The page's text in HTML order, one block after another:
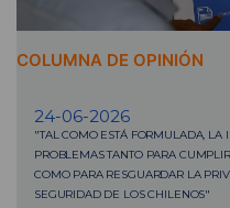
COLUMNA DE OPINIÓN
24-06-2026
"TAL COMO ESTÁ FORMULADA, LA
PROBLEMAS TANTO PARA
COMO PARA RESGUARDAR LA
SEGURIDAD DE LOS CHILENOS"